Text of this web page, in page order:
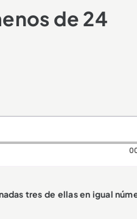
de 24
tres de ellas en igual